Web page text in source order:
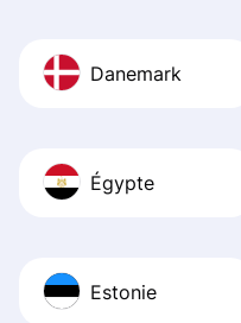
Danemark
Égypte
Estonie